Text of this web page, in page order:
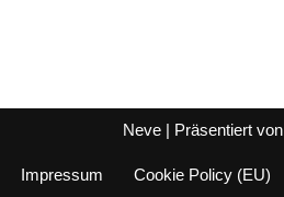
Neve | Präsentiert von
Impressum Cookie Policy (EU)